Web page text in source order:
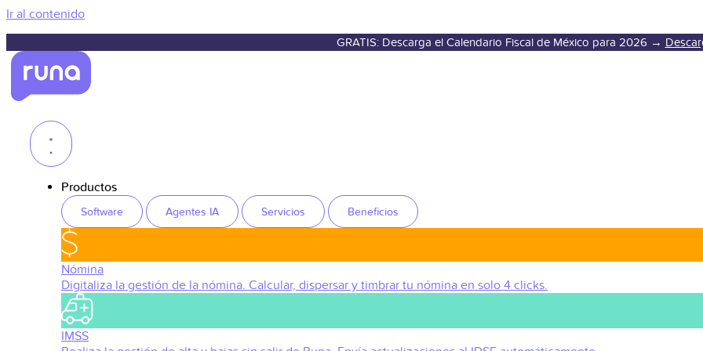
Ir al contenido
GRATIS: Descarga el Calendario Fiscal de México para 2026 →
Productos
Software Agentes IA Servicios Beneficios
Nómina
Digitaliza la gestión de la nómina. Calcular, dispersar y timbrar tu nómina en solo 4 clicks.
IMSS